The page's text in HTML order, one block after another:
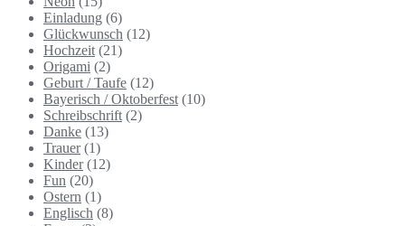
Einladung (6)
Glückwunsch (12)
Hochzeit (21)
Origami (2)
Geburt / Taufe (12)
Bayerisch / Oktoberfest (10)
Schreibschrift (2)
Danke (13)
Trauer (1)
Kinder (12)
Fun (20)
Ostern (1)
Englisch (8)